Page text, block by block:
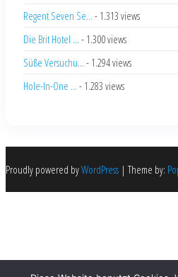
Regent Seven Se... - 1.313 views
Die Brit Hotel ... - 1.300 views
Süße Versuchu... - 1.294 views
Hole-In-One ... - 1.283 views
Proudly powered byWordPress | Theme by: